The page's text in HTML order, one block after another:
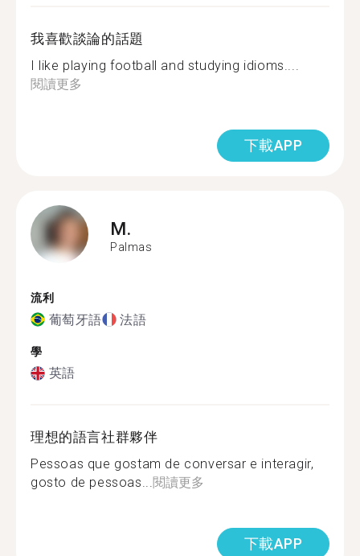
我喜歡談論的話題
I like playing football and studying idioms....
閱讀更多
下載APP
M.
Palmas
流利
葡萄牙語 法語
學
英語
理想的語言社群夥伴
Pessoas que gostam de conversar e interagir,
gosto de pessoas...閱讀更多
下載APP